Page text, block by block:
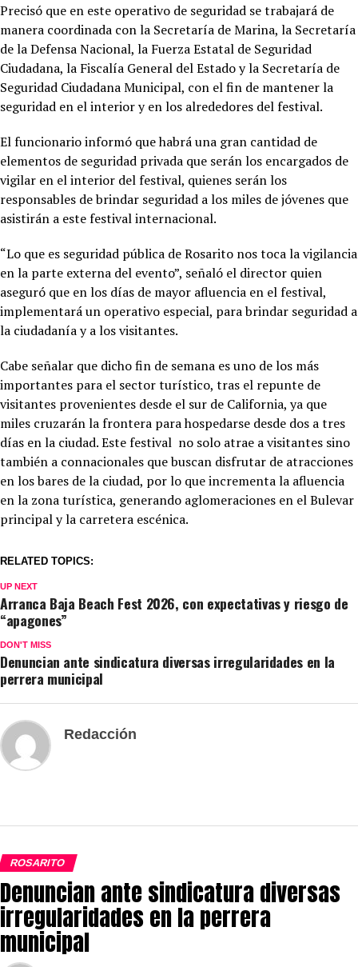
Precisó que en este operativo de seguridad se trabajará de
manera coordinada con la Secretaría de Marina, la Secretaría
de la Defensa Nacional, la Fuerza Estatal de Seguridad
Ciudadana, la Fiscalía General del Estado y la Secretaría de
Seguridad Ciudadana Municipal, con el fin de mantener la
seguridad en el interior y en los alrededores del festival.
El funcionario informó que habrá una gran cantidad de
elementos de seguridad privada que serán los encargados de
vigilar en el interior del festival, quienes serán los
responsables de brindar seguridad a los miles de jóvenes que
asistirán a este festival internacional.
“Lo que es seguridad pública de Rosarito nos toca la vigilancia
en la parte externa del evento”, señaló el director quien
aseguró que en los días de mayor afluencia en el festival,
implementará un operativo especial, para brindar seguridad a
la ciudadanía y a los visitantes.
Cabe señalar que dicho fin de semana es uno de los más
importantes para el sector turístico, tras el repunte de
visitantes provenientes desde el sur de California, ya que
miles cruzarán la frontera para hospedarse desde dos a tres
días en la ciudad. Este festival no solo atrae a visitantes sino
también a connacionales que buscan disfrutar de atracciones
en los bares de la ciudad, por lo que incrementa la afluencia
en la zona turística, generando aglomeraciones en el Bulevar
principal y la carretera escénica.
RELATED TOPICS:
UP NEXT
Arranca Baja Beach Fest 2026, con expectativas y riesgo de
“apagones”
DON'T MISS
Denuncian ante sindicatura diversas irregularidades en la
perrera municipal
Redacción
ROSARITO
Denuncian ante sindicatura diversas
irregularidades en la perrera
municipal